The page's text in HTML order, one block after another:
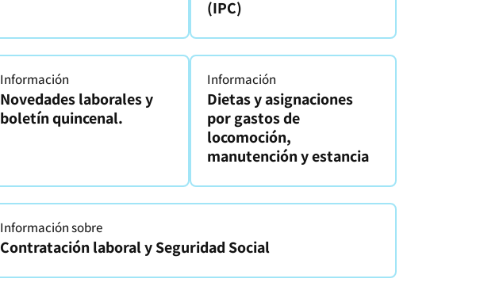
(IPC)
Información
Novedades laborales y
boletín quincenal.
Información
Dietas y asignaciones
por gastos de
locomoción,
manutención y estancia
Información sobre
Contratación laboral y Seguridad Social